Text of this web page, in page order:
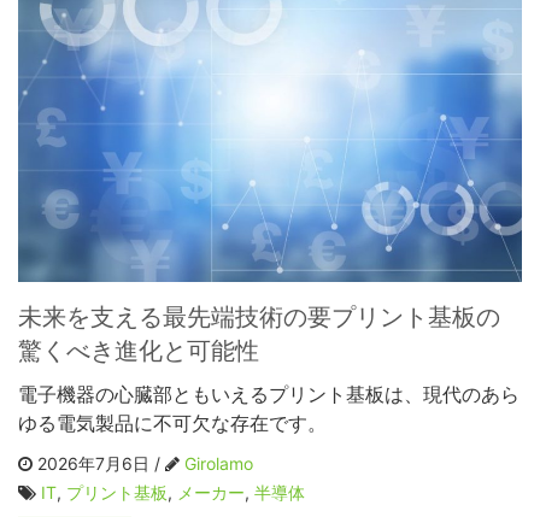
未来を支える最先端技術の要プリント基板の
驚くべき進化と可能性
電子機器の心臓部ともいえるプリント基板は、現代のあら
ゆる電気製品に不可欠な存在です。
2026年7月6日 /
Girolamo
IT, プリント基板, メーカー, 半導体